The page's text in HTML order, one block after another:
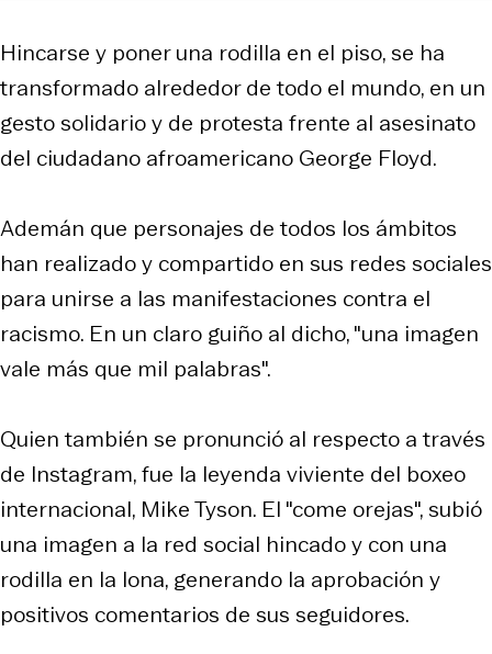
Hincarse y poner una rodilla en el piso, se ha
transformado alrededor de todo el mundo, en un
gesto solidario y de protesta frente al asesinato
del ciudadano afroamericano George Floyd.
Ademán que personajes de todos los ámbitos
han realizado y compartido en sus redes sociales
para unirse a las manifestaciones contra el
racismo. En un claro guiño al dicho, "una imagen
vale más que mil palabras".
Quien también se pronunció al respecto a través
de Instagram, fue la leyenda viviente del boxeo
internacional, Mike Tyson. El "come orejas", subió
una imagen a la red social hincado y con una
rodilla en la lona, generando la aprobación y
positivos comentarios de sus seguidores.